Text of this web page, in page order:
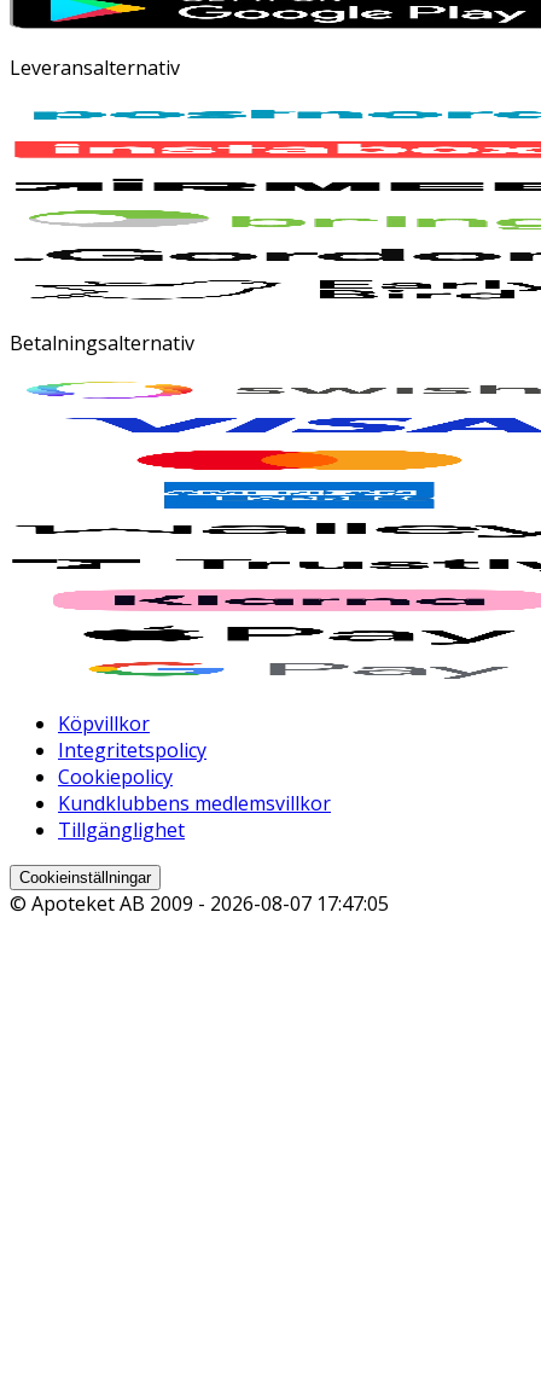
Leveransalternativ
Betalningsalternativ
Köpvillkor
Integritetspolicy
Cookiepolicy
Kundklubbens medlemsvillkor
Tillgänglighet
Cookieinställningar
© Apoteket AB 2009 - 2026-08-07 17:47:05